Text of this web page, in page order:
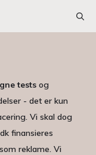
tests og
- det er kun
Vi skal dog
finansieres
reklame. Vi